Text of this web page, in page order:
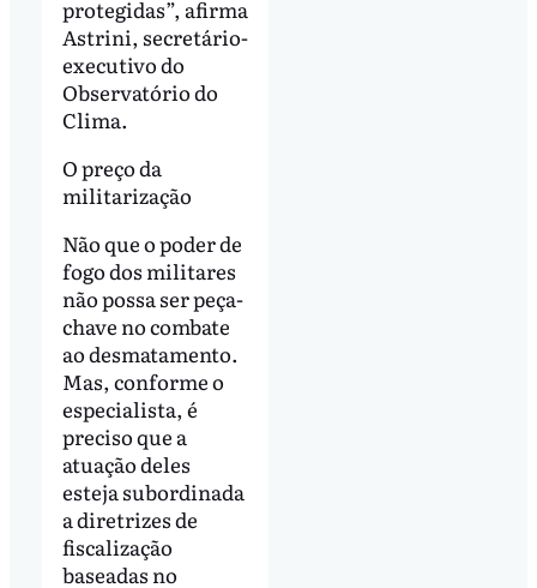
protegidas”, afirma
Astrini, secretário-
executivo do
Observatório do
Clima.
O preço da
militarização
Não que o poder de
fogo dos militares
não possa ser peça-
chave no combate
ao desmatamento.
Mas, conforme o
especialista, é
preciso que a
atuação deles
esteja subordinada
a diretrizes de
fiscalização
baseadas no